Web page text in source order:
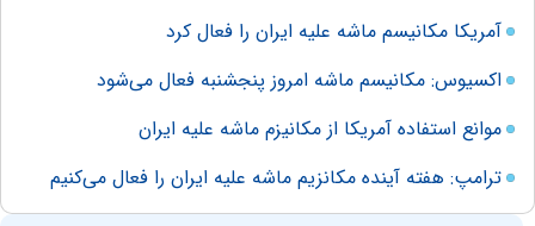
آمریکا مکانیسم ماشه علیه ایران را فعال کرد
اکسیوس: مکانیسم ماشه امروز پنجشنبه فعال می‌شود
موانع استفاده آمریکا از مکانیزم ماشه علیه ایران
ترامپ: هفته آینده مکانزیم ماشه علیه ایران را فعال می‌کنیم